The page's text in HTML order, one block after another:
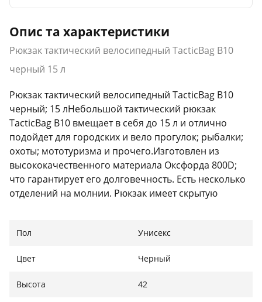
Опис та характеристики
Рюкзак тактический велосипедный TacticBag B10
черный 15 л
Рюкзак тактический велосипедный TacticBag B10
черный; 15 лНебольшой тактический рюкзак
TacticBag B10 вмещает в себя до 15 л и отлично
подойдет для городских и вело прогулок; рыбалки;
охоты; мототуризма и прочего.Изготовлен из
высококачественного материала Оксфорда 800D;
что гарантирует его долговечность. Есть несколько
отделений на молнии. Рюкзак имеет скрытую
быть использован как городской
Материал: Оксфорд 800D; Цвет: Черный (как на 1й
исключительно для дополнительной демонстрации
Пол Унисекс
Цвет Черный
Высота 42